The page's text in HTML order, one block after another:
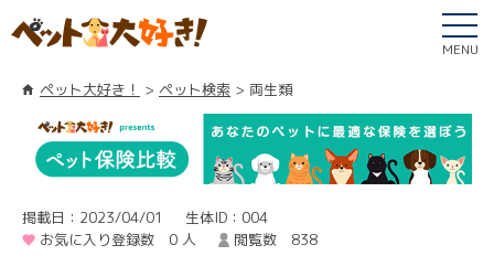
MENU
ペット大好き！ ペット検索 両生類
掲載日：2023/04/01
生体ID：004
お気に入り登録数 0 人
閲覧数 838